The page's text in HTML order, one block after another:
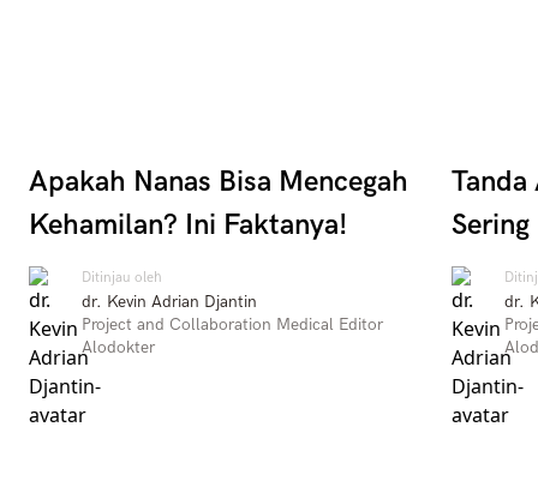
Apakah Nanas Bisa Mencegah
Kehamilan? Ini Faktanya!
Ditinjau oleh
dr. Kevin Adrian Djantin
Project and Collaboration Medical Editor
Alodokter
Tanda
dr.